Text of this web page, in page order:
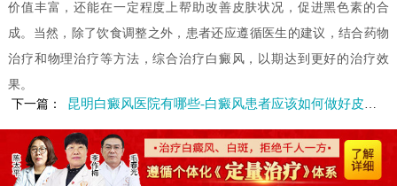
价值丰富，还能在一定程度上帮助改善皮肤状况，促进黑色素的合
成。当然，除了饮食调整之外，患者还应遵循医生的建议，结合药物
治疗和物理治疗等方法，综合治疗白癜风，以期达到更好的治疗效
果。
下一篇：
昆明白癜风医院有哪些-白癜风患者应该如何做好皮肤护理